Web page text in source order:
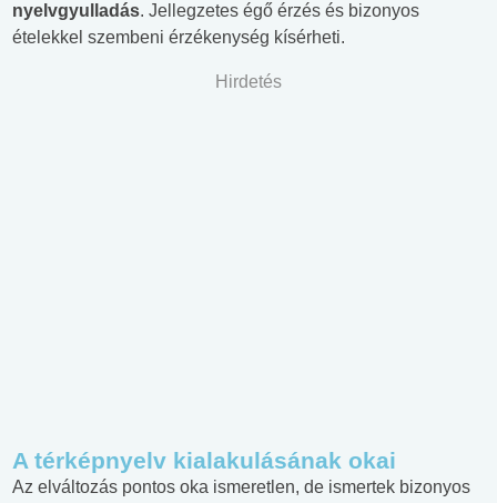
nyelvgyulladás. Jellegzetes égő érzés és bizonyos
ételekkel szembeni érzékenység kísérheti.
Hirdetés
A térképnyelv kialakulásának okai
Az elváltozás pontos oka ismeretlen, de ismertek bizonyos